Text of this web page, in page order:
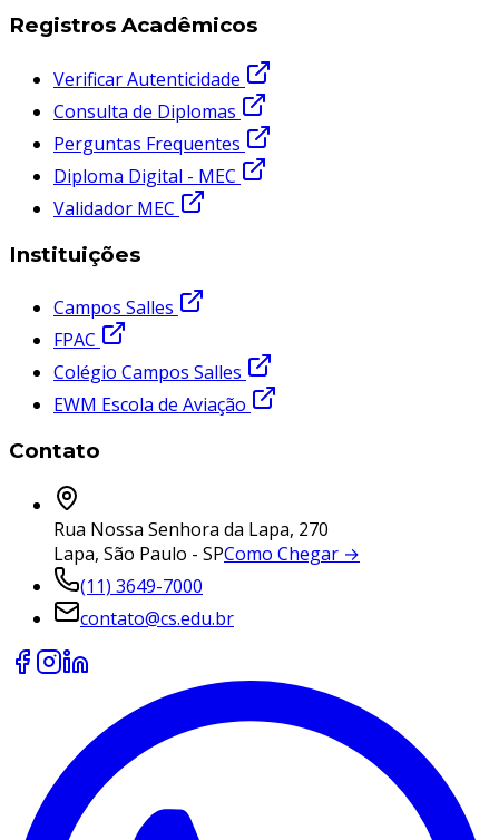
Registros Acadêmicos
Verificar Autenticidade
Consulta de Diplomas
Perguntas Frequentes
Diploma Digital - MEC
Validador MEC
Instituições
Campos Salles
FPAC
Colégio Campos Salles
EWM Escola de Aviação
Contato
Rua Nossa Senhora da Lapa, 270
Lapa, São Paulo - SPComo Chegar →
(11) 3649-7000
contato@cs.edu.br